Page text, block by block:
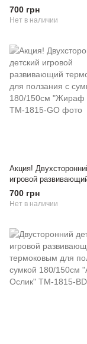
термоковрик для
сумкой 180/150см
700 грн
Нет в наличии
Акция!
игровой
термоковрик для
сумкой 180/150см
700 грн
Нет в наличии